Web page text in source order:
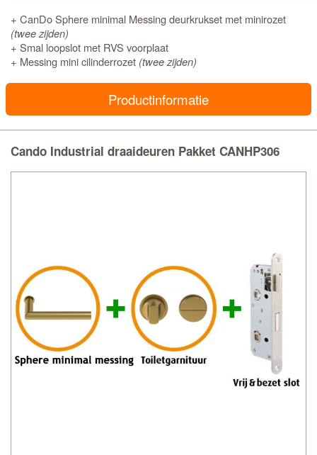
+ CanDo Sphere minimal Messing deurkrukset met minirozet
(twee zijden)
+ Smal loopslot met RVS voorplaat
+ Messing mini cilinderrozet (twee zijden)
Productinformatie
Cando Industrial draaideuren Pakket CANHP306